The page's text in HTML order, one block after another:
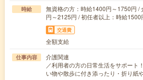
時給
無資格の方：時給1400円～1750円 /
円～2125円 / 初任者以上：時給
交通費
全額支給
仕事内容
介護関連
／利用者の方の日常生活をサポー
い物や散歩に付き添ったり・折り紙